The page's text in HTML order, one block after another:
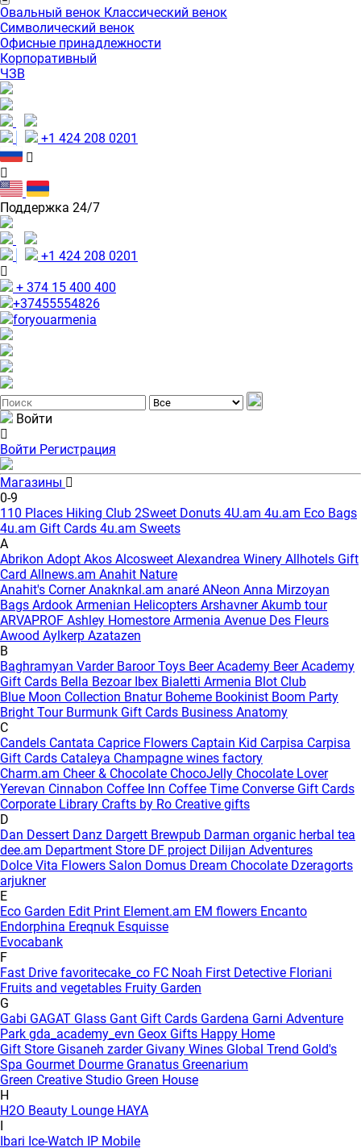
Овальный венок Классический венок
Символический венок
Офисные принадлежности
Корпоративный
ЧЗВ
+1 424 208 0201
Поддержка 24/7
+1 424 208 0201
+ 374 15 400 400
+37455554826
foryouarmenia
Войти
Войти Регистрация
Магазины
0-9
110 Places Hiking Club 2Sweet Donuts 4U.am 4u.am Eco Bags
4u.am Gift Cards 4u.am Sweets
A
Abrikon Adopt Akos Alcosweet Alexandrea Winery Allhotels Gift
Card Allnews.am Anahit Nature
Anahit's CornerAnaknkal.am anaré ANeon Anna Mirzoyan
Bags Ardook Armenian Helicopters Arshavner Akumb tour
ARVAPROF Ashley Homestore Armenia Avenue Des Fleurs
Awood Aylkerp Azatazen
B
Baghramyan Varder Baroor Toys Beer Academy Beer Academy
Gift Cards Bella Bezoar Ibex Bialetti Armenia Blot Club
Blue Moon Collection Bnatur Boheme Bookinist Boom Party
Bright Tour Burmunk Gift Cards Business Anatomy
C
Candels Cantata Caprice Flowers Captain Kid Carpisa Carpisa
Gift Cards Cataleya Champagne wines factory
Charm.am Cheer & Chocolate ChocoJelly Chocolate Lover
Yerevan Cinnabon Coffee Inn Coffee Time Converse Gift Cards
Corporate Library Crafts by Ro Creative gifts
D
Dan Dessert Danz Dargett Brewpub Darman organic herbal tea
dee.am Department Store DF project Dilijan Adventures
Dolce Vita Flowers Salon Domus Dream Chocolate Dzeragorts
arjukner
E
Eco Garden Edit Print Element.am EM flowers Encanto
Endorphina Ereqnuk Esquisse
Evocabank
F
Fast Drive favoritecake_co FC Noah First Detective Floriani
Fruits and vegetables Fruity Garden
G
Gabi GAGAT Glass Gant Gift Cards Gardena Garni Adventure
Park gda_academy_evn Geox Gifts Happy Home
Gift Store Gisaneh zarder Givany Wines Global Trend Gold's
Spa Gourmet Dourme Granatus Greenarium
Green Creative Studio Green House
H
H2O Beauty Lounge HAYA
I
Ibari Ice-Watch IP Mobile